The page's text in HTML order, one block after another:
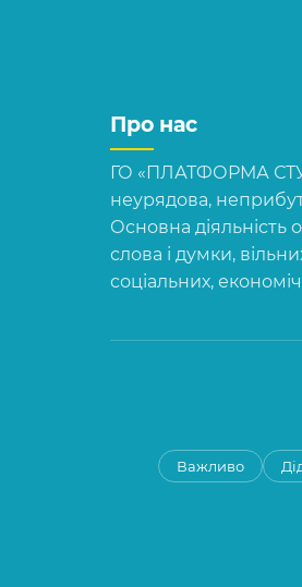
Про нас
ГО «ПЛАТФОРМА
неурядова,
Основна діяльність
слова і думки,
соціальних,
Важливо